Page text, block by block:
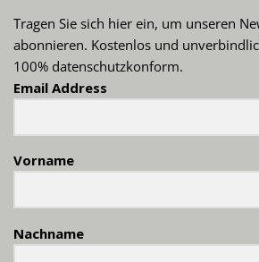
Tragen Sie sich hier ein, um unseren
abonnieren. Kostenlos und
100% datenschutzkonform.
Email Address
Vorname
Nachname